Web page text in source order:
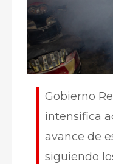
Gobierno
intensifica
avance de
siguiendo